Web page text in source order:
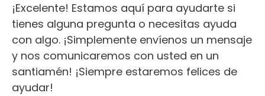
¡Excelente! Estamos aquí para ayudarte si
tienes alguna pregunta o necesitas ayuda
con algo. ¡Simplemente envíenos un mensaje
y nos comunicaremos con usted en un
santiamén! ¡Siempre estaremos felices de
ayudar!